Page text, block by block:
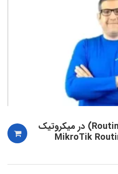
آموزش عملی مسیریابی (Routing) در میکروتیک